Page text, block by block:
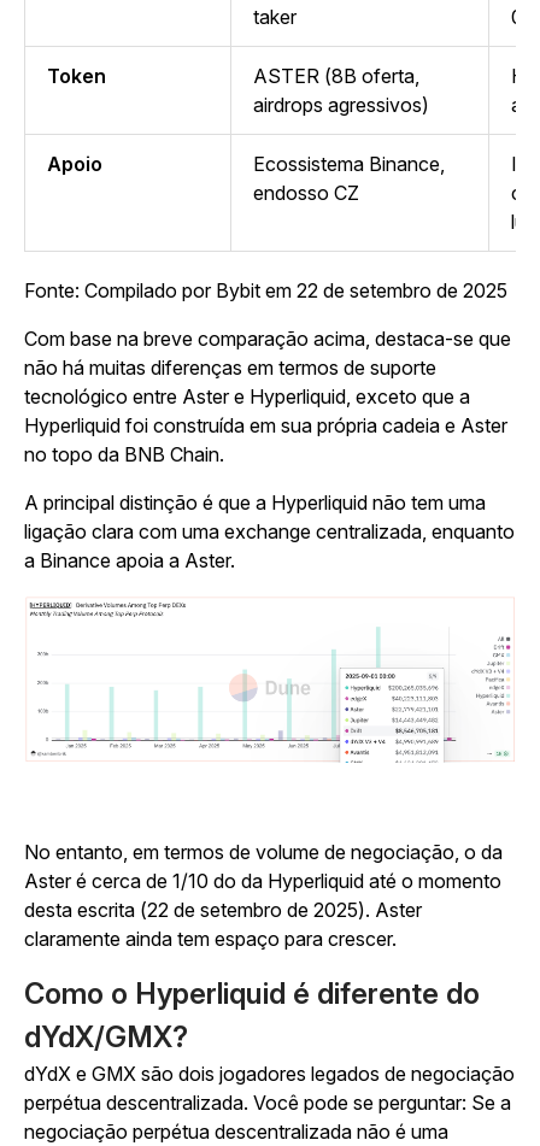
taker
Token
ASTER (8B oferta,
airdrops agressivos)
Apoio
Ecossistema Binance,
endosso CZ
Fonte: Compilado por Bybit em 22 de setembro de 2025
Com base na breve comparação acima, destaca-se que
não há muitas diferenças em termos de suporte
tecnológico entre Aster e Hyperliquid, exceto que a
Hyperliquid foi construída em sua própria cadeia e Aster
no topo da BNB Chain.
A principal distinção é que a Hyperliquid não tem uma
ligação clara com uma exchange centralizada, enquanto
a Binance apoia a Aster.
No entanto, em termos de volume de negociação, o da
Aster é cerca de 1/10 do da Hyperliquid até o momento
desta escrita (22 de setembro de 2025). Aster
claramente ainda tem espaço para crescer.
Como o Hyperliquid é diferente do
dYdX/GMX?
dYdX e GMX são dois jogadores legados de negociação
perpétua descentralizada. Você pode se perguntar: Se a
negociação perpétua descentralizada não é uma